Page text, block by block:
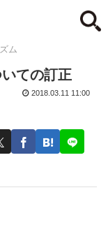
ム
ての訂正
2018.03.11 11:00